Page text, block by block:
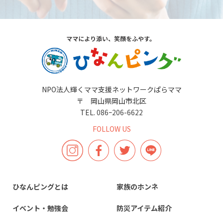
NPO法人輝くママ支援ネットワークぱらママ
〒 岡山県岡山市北区
TEL. 086ｰ206-6622
FOLLOW US
ひなんピングとは 家族のホンネ
イベント・勉強会 防災アイテム紹介